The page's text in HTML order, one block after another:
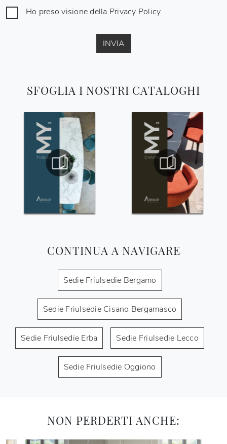
SFOGLIA I NOSTRI CATALOGHI
CONTINUA A NAVIGARE
Sedie Friulsedie Bergamo
Sedie Friulsedie Cisano Bergamasco
Sedie Friulsedie Erba Sedie Friulsedie Lecco
Sedie Friulsedie Oggiono
Ho preso visione della Privacy Policy
INVIA
NON PERDERTI ANCHE: